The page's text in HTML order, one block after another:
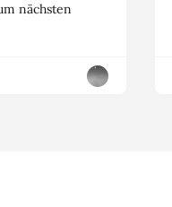
nächsten